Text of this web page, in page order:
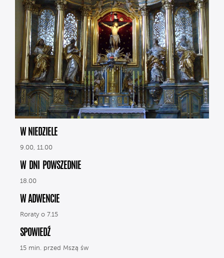
W NIEDZIELE
9.00, 11.00
W DNI POWSZEDNIE
18.00
W ADWENCIE
Roraty o 7.15
SPOWIEDŹ
15 min. przed Mszą św